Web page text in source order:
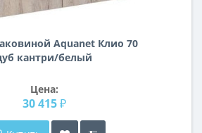
Aquanet Клио 70
кантри/белый
Цена:
30 415 ₽